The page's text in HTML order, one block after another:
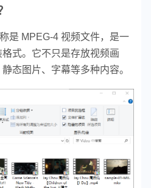
是 MPEG-4 视频文件，是一
式。它不只是存放视频画
态图片、字幕等多种内容。